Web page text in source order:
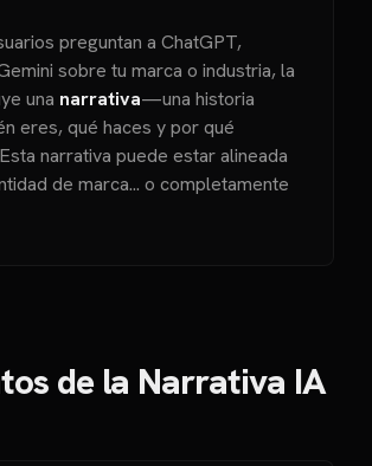
preguntan a ChatGPT,
sobre tu marca o industria, la
una narrativa—una historia
eres, qué haces y por qué
narrativa puede estar alineada
de marca... o completamente
de la Narrativa IA